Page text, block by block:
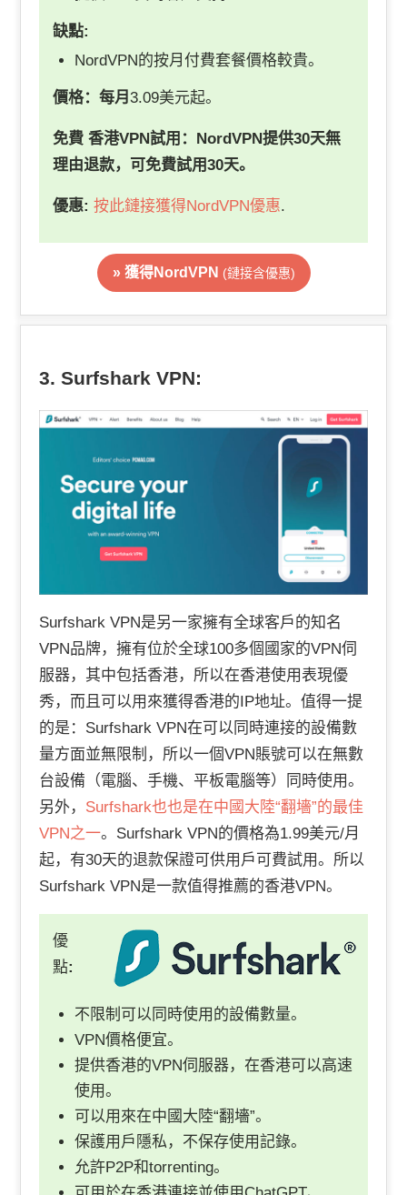
缺點:
NordVPN的按月付費套餐價格較貴。
價格：每月 3.09美元起。
免費 香港VPN試用 ：NordVPN提供30天無
理由退款，可免費試用30天。
優惠: 按此鏈接獲得NordVPN優惠.
» 獲得NordVPN (鏈接含優惠)
3. Surfshark VPN:
Surfshark VPN是另一家擁有全球客戶的知名
VPN品牌，擁有位於全球100多個國家的VPN伺
服器，其中包括香港，所以在香港使用表現優
秀，而且可以用來獲得香港的IP地址。值得一提
的是： Surfshark VPN在可以同時連接的設備數
量方面並無限制，所以一個VPN賬號可以在無數
台設備（電腦、手機、平板電腦等）同時使用。
另外， Surfshark也也是在中國大陸“翻墻”的最佳
VPN之一。 Surfshark VPN的價格為1.99美元/月
起，有30天的退款保證可供用戶可費試用。所以
Surfshark VPN是一款值得推薦的香港VPN。
優
點:
不限制可以同時使用的設備數量。
VPN價格便宜。
提供香港的VPN伺服器，在香港可以高速
使用。
可以用來在中國大陸“翻墻”。
保護用戶隱私，不保存使用記錄。
允許P2P和torrenting。